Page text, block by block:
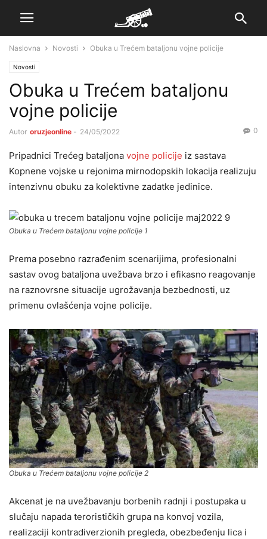
Naslovna Novosti Obuka u Trećem bataljonu vojne policije
Novosti
Obuka u Trećem bataljonu
vojne policije
Autor oruzjeonline - 24/05/2022 0
Pripadnici Trećeg bataljona vojne policije iz sastava
Kopnene vojske u rejonima mirnodopskih lokacija realizuju
intenzivnu obuku za kolektivne zadatke jedinice.
Obuka u Trećem bataljonu vojne policije 1
Prema posebno razrađenim scenarijima, profesionalni
sastav ovog bataljona uvežbava brzo i efikasno reagovanje
na raznovrsne situacije ugrožavanja bezbednosti, uz
primenu ovlašćenja vojne policije.
Obuka u Trećem bataljonu vojne policije 2
Akcenat je na uvežbavanju borbenih radnji i postupaka u
slučaju napada terorističkih grupa na konvoj vozila,
realizaciji kontradiverzionih pregleda, obezbeđenju lica i